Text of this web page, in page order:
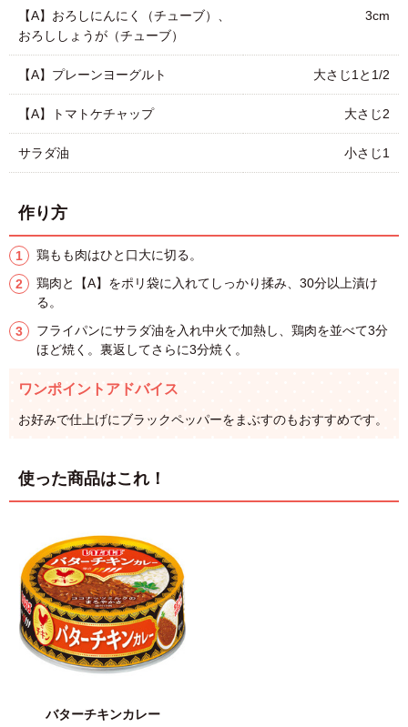
【A】おろしにんにく（チューブ）、
おろししょうが（チューブ）
3cm
【A】プレーンヨーグルト 大さじ1と1/2
【A】トマトケチャップ 大さじ2
サラダ油 小さじ1
作り方
鶏もも肉はひと口大に切る。
鶏肉と【A】をポリ袋に入れてしっかり揉み、30分以上漬け
る。
フライパンにサラダ油を入れ中火で加熱し、鶏肉を並べて3分
ほど焼く。裏返してさらに3分焼く。
ワンポイントアドバイス
お好みで仕上げにブラックペッパーをまぶすのもおすすめです。
使った商品はこれ！
バターチキンカレー